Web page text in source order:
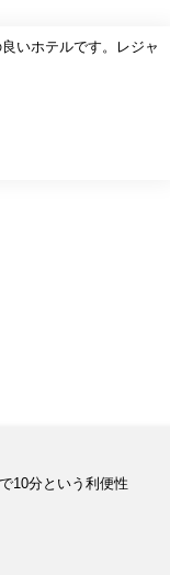
いホテルです。レジャ
10分という利便性